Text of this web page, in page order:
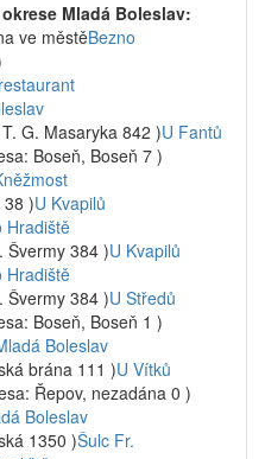
Mladá Boleslav:
ve městěBezno
G. Masaryka 842 )U Fantů
Boseň, Boseň 7 )
38 )U Kvapilů
Hradiště
Švermy 384 )U Kvapilů
Hradiště
Švermy 384 )U Středů
Boseň, Boseň 1 )
Boleslav
brána 111 )U Vítků
Řepov, nezadána 0 )
Boleslav
1350 )Šulc Fr.